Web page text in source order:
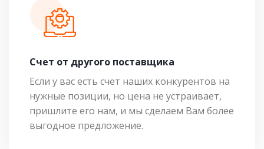
Cчет от другого поставщика
Если у вас есть счет наших конкурентов на
нужные позиции, но цена не устраивает,
пришлите его нам, и мы сделаем Вам более
выгодное предложение.